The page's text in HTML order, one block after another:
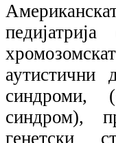
аутистични
синдроми,
синдром),
генетски